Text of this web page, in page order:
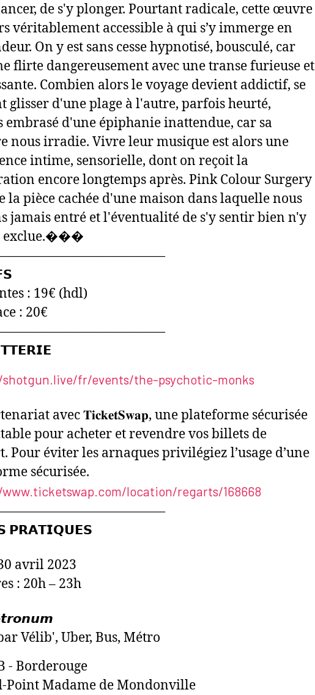
de s'y plonger. Pourtant radicale, cette œuvre
véritablement accessible à qui s’y immerge en
On y est sans cesse hypnotisé, bousculé, car
flirte dangereusement avec une transe furieuse et
Combien alors le voyage devient addictif, se
glisser d'une plage à l'autre, parfois heurté,
embrasé d'une épiphanie inattendue, car sa
nous irradie. Vivre leur musique est alors une
intime, sensorielle, dont on reçoit la
encore longtemps après. Pink Colour Surgery
la pièce cachée d'une maison dans laquelle nous
jamais entré et l'éventualité de s'y sentir bien n'y
exclue.���
: 19€ (hdl)
: 20€
fr/events/the-psychotic-monks
avec 𝐓𝐢𝐜𝐤𝐞𝐭𝐒𝐰𝐚𝐩, une plateforme sécurisée
pour acheter et revendre vos billets de
Pour éviter les arnaques privilégiez l’usage d’une
sécurisée.
location/regarts/168668
𝗣𝗥𝗔𝗧𝗜𝗤𝗨𝗘𝗦
avril 2023
: 20h – 23h
Vélib', Uber, Bus, Métro
- Borderouge
Point Madame de Mondonville